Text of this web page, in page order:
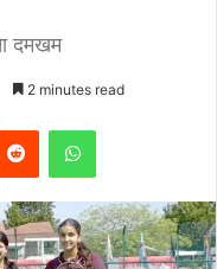
दमखम
2 minutes read